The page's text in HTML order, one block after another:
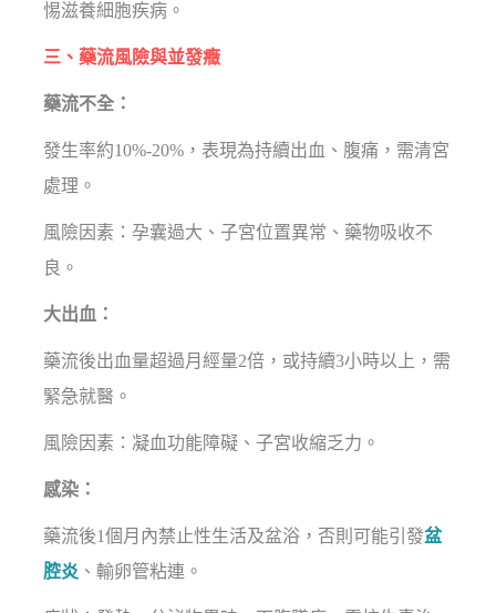
惕滋養細胞疾病。
三、藥流風險與並發癥
藥流不全：
發生率約10%-20%，表現為持續出血、腹痛，需清宮
處理。
風險因素：孕囊過大、子宮位置異常、藥物吸收不
良。
大出血：
藥流後出血量超過月經量2倍，或持續3小時以上，需
緊急就醫。
風險因素：凝血功能障礙、子宮收縮乏力。
感染：
藥流後1個月內禁止性生活及盆浴，否則可能引發盆
腔炎 、輸卵管粘連。